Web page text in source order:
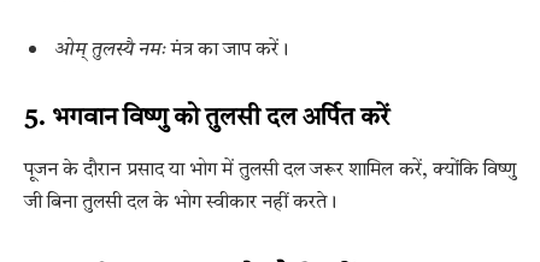
ओम् तुलस्यै नमःमंत्र का जाप करें।
5. भगवान विष्णु को तुलसी दल अर्पित करें
पूजन के दौरान प्रसाद या भोग में तुलसी दल जरूर शामिल करें, क्योंकि विष्णु
जी बिना तुलसी दल के भोग स्वीकार नहीं करते।